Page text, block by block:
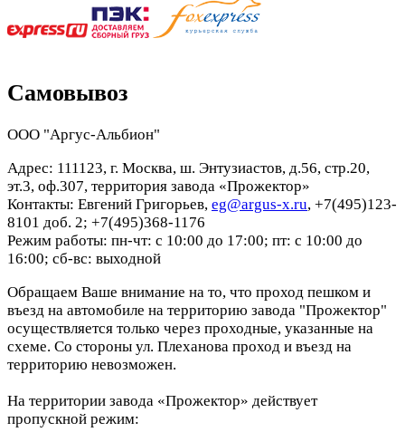
Самовывоз
ООО "Аргус-Альбион"
Адрес: 111123, г. Москва, ш. Энтузиастов, д.56, стр.20,
эт.3, оф.307, территория завода «Прожектор»
Контакты: Евгений Григорьев, eg@argus-x.ru, +7(495)123-
8101 доб. 2; +7(495)368-1176
Режим работы: пн-чт: с 10:00 до 17:00; пт: с 10:00 до
16:00; сб-вс: выходной
Обращаем Ваше внимание на то, что проход пешком и
въезд на автомобиле на территорию завода "Прожектор"
осуществляется только через проходные, указанные на
схеме. Со стороны ул. Плеханова проход и въезд на
территорию невозможен.
На территории завода «Прожектор» действует
пропускной режим: